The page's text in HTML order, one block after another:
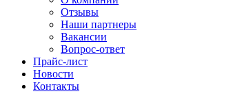
Отзывы
Наши партнеры
Вакансии
Вопрос-ответ
Прайс-лист
Новости
Контакты